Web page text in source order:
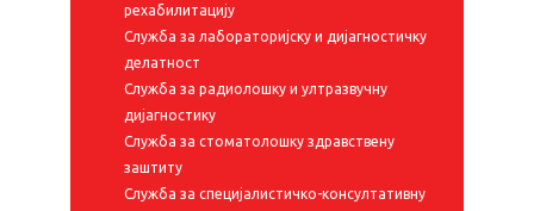
рехабилитацију
Служба за лабораторијску и дијагностичку
делатност
Служба за радиолошку и ултразвучну
дијагностику
Служба за стоматолошку здравствену
заштиту
Служба за специјалистичко-консултативну